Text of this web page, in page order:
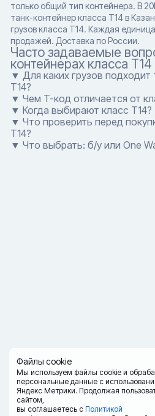
Файлы cookie
Мы используем файлы cookie и
персональные данные с
Яндекс Метрики. Продолжая
сайтом,
вы соглашаетесь с Политикой
только общий тип контейнера. В
танк-контейнер класса T14 в
грузов класса T14. Каждая
продажей. Доставка по России.
Часто задаваемые
контейнерах класса T14
▼ Для каких грузов подходит
T14?
▼ Чем T-код отличается от
▼ Когда выбирают класс T14?
▼ Что проверить перед
T14?
▼ Что выбрать: б/у или One